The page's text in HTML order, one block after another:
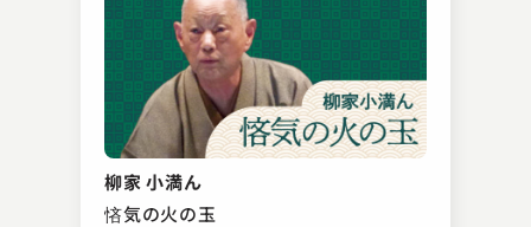
柳家 小満ん
悋気の火の玉
古今亭始（現：古今亭伝輔）
首ったけ
2023.09.18 | 13分